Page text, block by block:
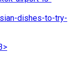
dishes-to-try-